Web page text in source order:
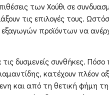
των Χούθι σε
τις επιλογές τους.
εξαγωγών προϊόντων να
δυσμενείς συνθήκες. Πόσο
κατέχουν πλέον
και από τη θετική φήμη